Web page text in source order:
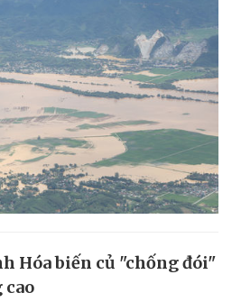
Hóa biến củ "chống đói"
cao